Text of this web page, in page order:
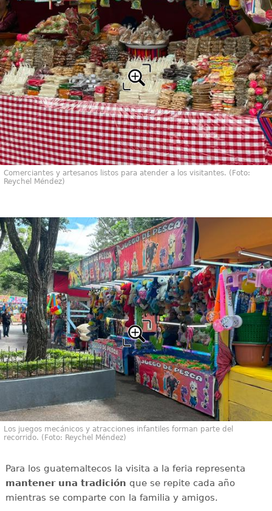
Comerciantes y artesanos listos para atender a los visitantes. (Foto:
Reychel Méndez)
Los juegos mecánicos y atracciones infantiles forman parte del
recorrido. (Foto: Reychel Méndez)
Para los guatemaltecos la visita a la feria representa
mantener una tradición que se repite cada año
mientras se comparte con la familia y amigos.